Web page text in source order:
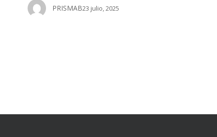
PRISMAB23 julio, 2025